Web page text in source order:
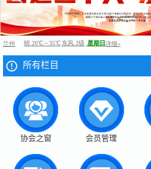
所有栏目
协会之窗 会员管理